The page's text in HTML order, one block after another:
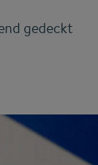
gedeckt